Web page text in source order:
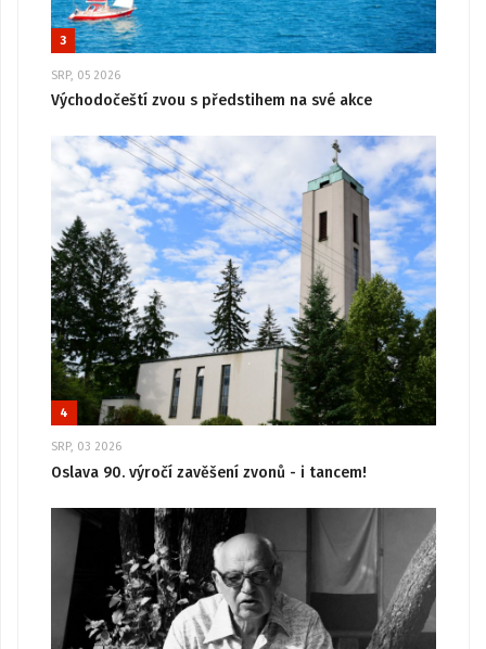
3
SRP, 05 2026
Východočeští zvou s předstihem na své akce
4
SRP, 03 2026
Oslava 90. výročí zavěšení zvonů - i tancem!